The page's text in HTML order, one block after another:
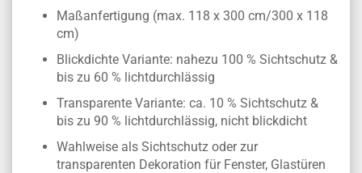
Maßanfertigung (max. 118 x 300 cm/300 x 118
cm)
Blickdichte Variante: nahezu 100 % Sichtschutz &
bis zu 60 % lichtdurchlässig
Transparente Variante: ca. 10 % Sichtschutz &
bis zu 90 % lichtdurchlässig, nicht blickdicht
Wahlweise als Sichtschutz oder zur
transparenten Dekoration für Fenster, Glastüren